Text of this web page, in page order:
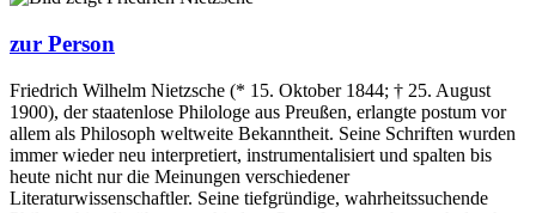
zur Person
Friedrich Wilhelm Nietzsche (* 15. Oktober 1844; † 25. August
1900), der staatenlose Philologe aus Preußen, erlangte postum vor
allem als Philosoph weltweite Bekanntheit. Seine Schriften wurden
immer wieder neu interpretiert, instrumentalisiert und spalten bis
heute nicht nur die Meinungen verschiedener
Literaturwissenschaftler. Seine tiefgründige, wahrheitssuchende